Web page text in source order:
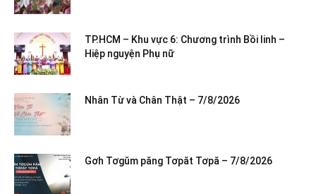
TP.HCM – Khu vực 6: Chương trình Bồi linh –
Hiệp nguyện Phụ nữ
Nhân Từ và Chân Thật – 7/8/2026
Gơh Tơgŭm păng Tơpăt Tơpă – 7/8/2026